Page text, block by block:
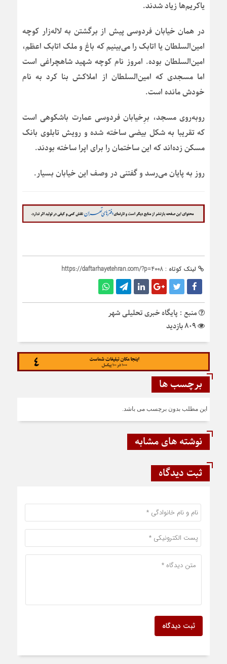
یاکریم‌ها زیاد شدند.
در همان خیابان فردوسی پیش از برگشتن به لاله‌زار کوچه
امین‌السلطان یا اتابک را می‌بینیم که باغ و ملک اتابک اعظم،
امین‌السلطان بوده. امروز نام کوچه شهید شاهچراغی است
اما مسجدی که امین‌السلطان از املاکش بنا کرد به نام
خودش مانده است.
روبه‌روی مسجد، برِخیابان فردوسی عمارت باشکوهی است
که تقریبا به شکل بیضی ساخته شده و رویش تابلوی بانک
مسکن زده‌اند که این ساختمان را برای اپرا ساخته بودند.
روز به پایان می‌رسد و گفتنی در وصف این خیابان بسیار.
لینک کوتاه : https://daftarhayetehran.com/?p=4008
منبع : پایگاه خبری تحلیلی شهر
برچسب ها
این مطلب بدون برچسب می باشد.
نوشته های مشابه
ثبت دیدگاه
ثبت دیدگاه